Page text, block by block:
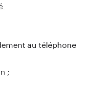
au téléphone
;